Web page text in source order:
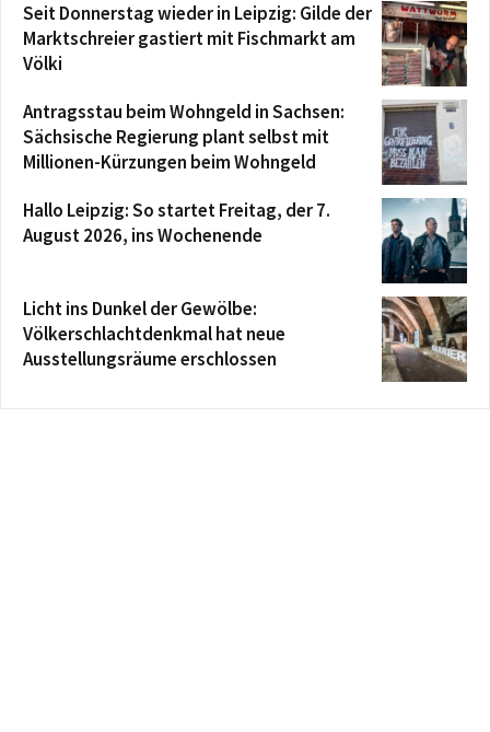
Seit Donnerstag wieder in Leipzig: Gilde der
Marktschreier gastiert mit Fischmarkt am
Völki
Antragsstau beim Wohngeld in Sachsen:
Sächsische Regierung plant selbst mit
Millionen-Kürzungen beim Wohngeld
Hallo Leipzig: So startet Freitag, der 7.
August 2026, ins Wochenende
Licht ins Dunkel der Gewölbe:
Völkerschlachtdenkmal hat neue
Ausstellungsräume erschlossen